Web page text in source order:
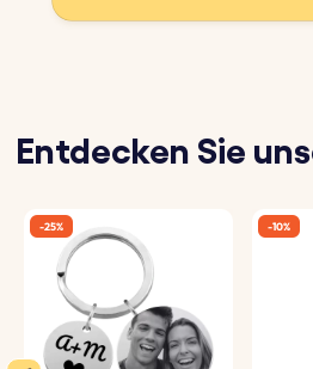
Entdecken Sie
-25% -10%